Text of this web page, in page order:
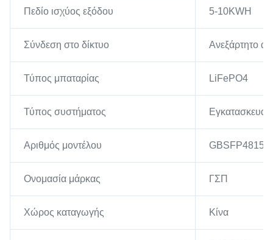
Πεδίο ισχύος εξόδου 5-10KWH
Σύνδεση στο δίκτυο Ανεξάρτητο
Τύπος μπαταρίας LiFePO4
Τύπος συστήματος
Αριθμός μοντέλου
Ονομασία μάρκας ΓΣΠ
Χώρος καταγωγής Κίνα